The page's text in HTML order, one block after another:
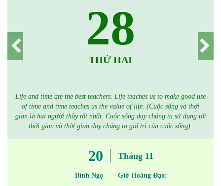
28
THỨ HAI
Life and time are the best teachers. Life teaches us to make good use
of time and time teaches us the value of life. (Cuộc sống và thời
gian là hai người thầy tốt nhất. Cuộc sống dạy chúng ta sử dụng tốt
thời gian và thời gian dạy chúng ta giá trị của cuộc sống).
20
Bính Ngọ
Tháng 11
Giờ Hoàng Đạo: